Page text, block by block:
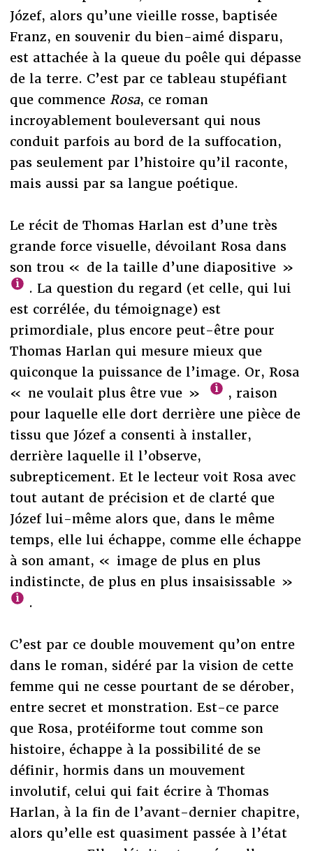
Józef, alors qu’une vieille rosse, baptisée
Franz, en souvenir du bien-aimé disparu,
est attachée à la queue du poêle qui dépasse
de la terre. C’est par ce tableau stupéfiant
que commence Rosa, ce roman
incroyablement bouleversant qui nous
conduit parfois au bord de la suffocation,
pas seulement par l’histoire qu’il raconte,
mais aussi par sa langue poétique.
Le récit de Thomas Harlan est d’une très
grande force visuelle, dévoilant Rosa dans
son trou « de la taille d’une diapositive »
. La question du regard (et celle, qui lui
est corrélée, du témoignage) est
primordiale, plus encore peut-être pour
Thomas Harlan qui mesure mieux que
quiconque la puissance de l’image. Or, Rosa
« ne voulait plus être vue »
, raison
pour laquelle elle dort derrière une pièce de
tissu que Józef a consenti à installer,
derrière laquelle il l’observe,
subrepticement. Et le lecteur voit Rosa avec
tout autant de précision et de clarté que
Józef lui-même alors que, dans le même
temps, elle lui échappe, comme elle échappe
à son amant, « image de plus en plus
indistincte, de plus en plus insaisissable »
.
C’est par ce double mouvement qu’on entre
dans le roman, sidéré par la vision de cette
femme qui ne cesse pourtant de se dérober,
entre secret et monstration. Est-ce parce
que Rosa, protéiforme tout comme son
histoire, échappe à la possibilité de se
définir, hormis dans un mouvement
involutif, celui qui fait écrire à Thomas
Harlan, à la fin de l’avant-dernier chapitre,
alors qu’elle est quasiment passée à l’état